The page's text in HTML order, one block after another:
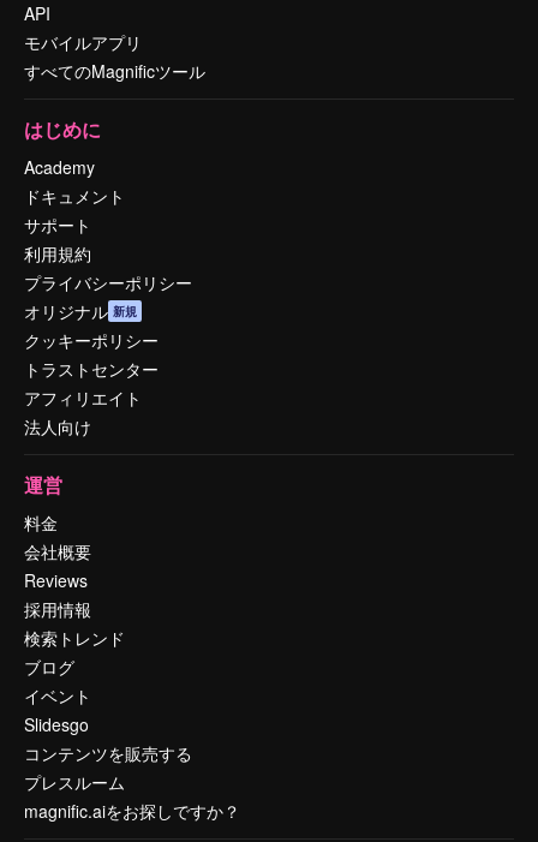
API
モバイルアプリ
すべてのMagnificツール
はじめに
Academy
ドキュメント
サポート
利用規約
プライバシーポリシー
オリジナル 新規
クッキーポリシー
トラストセンター
アフィリエイト
法人向け
運営
料金
会社概要
Reviews
採用情報
検索トレンド
ブログ
イベント
Slidesgo
コンテンツを販売する
プレスルーム
magnific.aiをお探しですか？